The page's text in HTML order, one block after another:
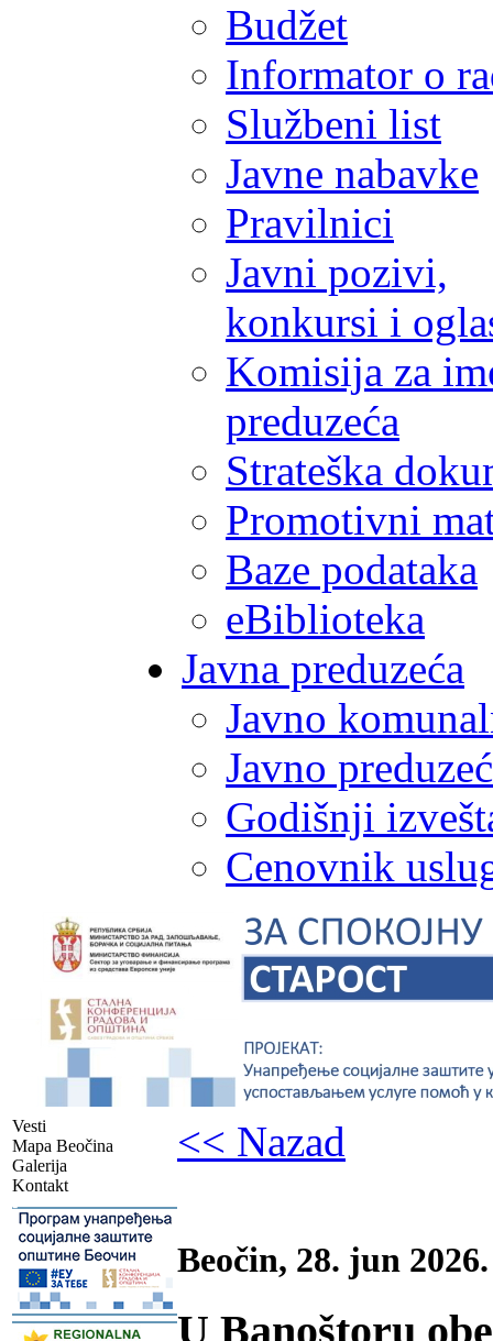
Budžet
Informator o
Službeni list
Javne nabavke
Pravilnici
Javni pozivi,
konkursi i
Komisija za
preduzeća
Strateška
Promotivni
Baze podataka
eBiblioteka
Javna preduzeća
Javno
Javno
Godišnji
Cenovnik
Vesti
Mapa Beočina
Galerija
Kontakt
-
-
<< Nazad
Beočin, 28. jun 2026.
U Banoštoru